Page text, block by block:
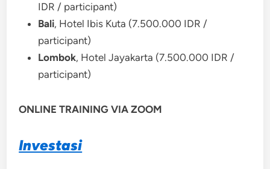
IDR / participant)
Bali, Hotel Ibis Kuta (7.500.000 IDR /
participant)
Lombok, Hotel Jayakarta (7.500.000 IDR /
participant)
ONLINE TRAINING VIA ZOOM
Investasi